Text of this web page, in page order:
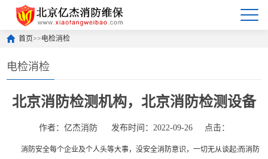
首页>>电检消检
电检消检
北京消防检测机构，北京消防检测设备
作者：亿杰消防 发布时间：2022-09-26 点击：
消防安全每个企业及个人头等大事，没安全消防意识，一切无从谈起;而消防